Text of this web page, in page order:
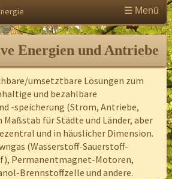
☰ Menü
Energien und Antriebe
umsetztbare Lösungen zum
und bezahlbare
-speicherung (Strom, Antriebe,
für Städte und Länder, aber
und in häuslicher Dimension.
(Wasserstoff-Sauerstoff-
Permanentmagnet-Motoren,
Brennstoffzelle und andere.